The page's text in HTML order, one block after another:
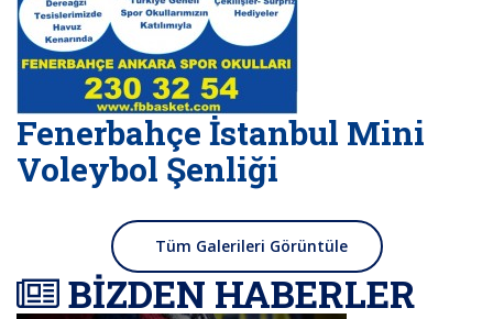
Fenerbahçe İstanbul Mini
Voleybol Şenliği
Tüm Galerileri Görüntüle
BİZDEN HABERLER